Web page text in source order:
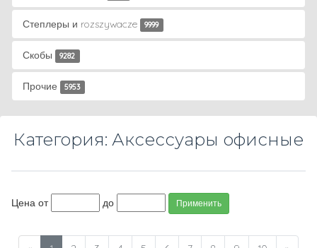
Степлеры и rozszywacze 9999
Скобы 9282
Прочие 5953
Категория: Аксессуары офисные
Цена от до Применить